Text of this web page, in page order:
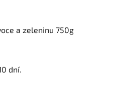
a zeleninu 750g
dní.